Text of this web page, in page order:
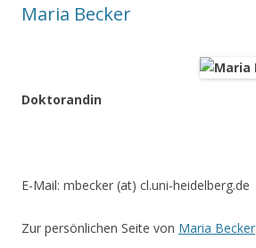
Maria Becker
Doktorandin
E-Mail: mbecker (at) cl.uni-heidelberg.de
Zur persönlichen Seite von Maria Becker